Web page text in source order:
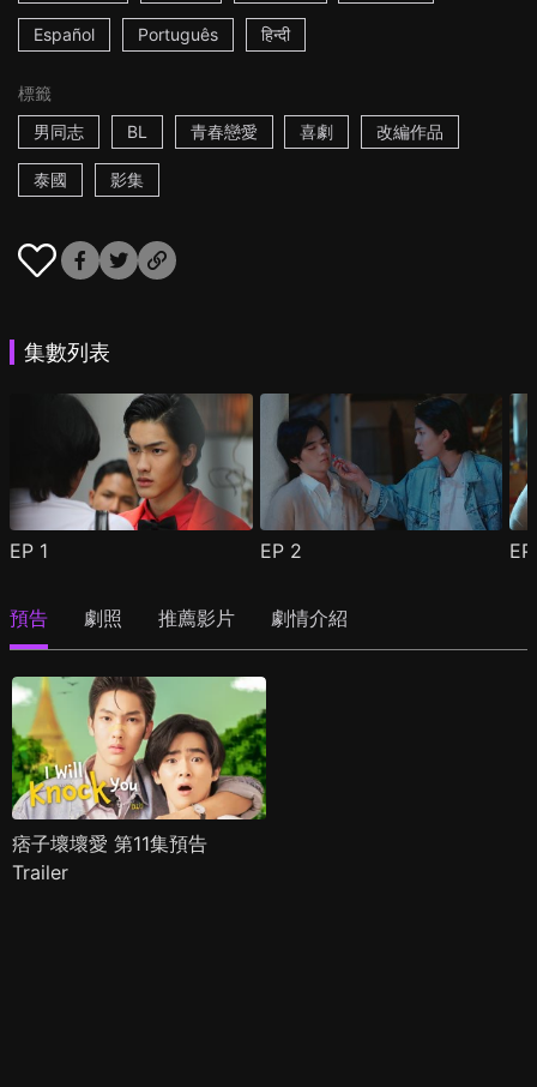
Español Português हिन्दी
標籤
男同志
BL 青春戀愛 喜劇 改編作品
泰國 影集
集數列表
EP 1 EP 2
預告 劇照 推薦影片 劇情介紹
痞子壞壞愛 第11集預告
Trailer